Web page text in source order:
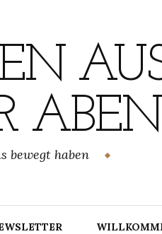
bewegt haben